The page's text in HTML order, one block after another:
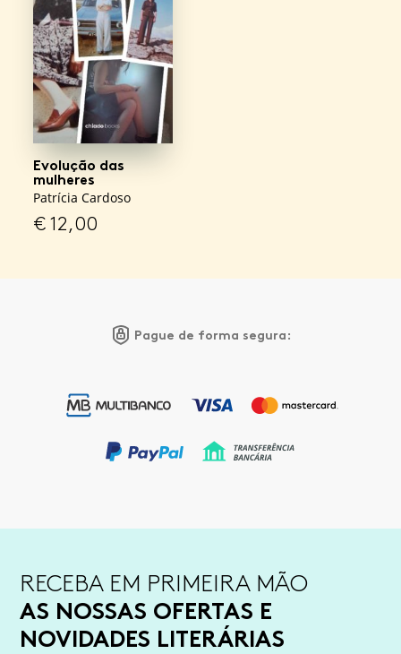
Evolução das
mulheres
Patrícia Cardoso
€12,00
Pague de forma segura:
RECEBA EM PRIMEIRA MÃO
AS NOSSAS OFERTAS E
NOVIDADES LITERÁRIAS